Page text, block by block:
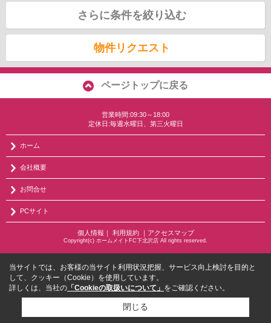
さらに条件を絞り込む
物件リクエスト
ページトップに戻る
営業時間:09:30～18:00
定休日:毎週水曜日、第三火曜日
ホーム
会社概要
お問合せ
PCサイト
個人情報 ｜ 利用規約｜ アクセスマップ
Copyright(c) ホームメイトFC下北沢店 All rights reserved.
当サイトでは、お客様の当サイト利用状況把握、サービス向上検討を目的と
して、クッキー（Cookie）を使用しています。
詳しくは、当社の 「Cookieの取扱いについて」 をご確認ください。
閉じる